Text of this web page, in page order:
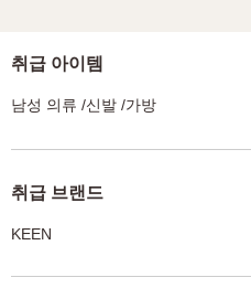
취급 아이템
남성 의류 /신발 /가방
취급 브랜드
KEEN